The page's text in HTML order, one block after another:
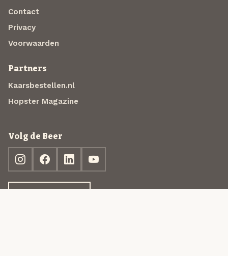
Contact
Privacy
Voorwaarden
Partners
Kaarsbestellen.nl
Hopster Magazine
Volg de Beer